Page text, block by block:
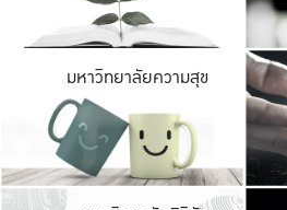
มหาวิทยาลัยความสุข